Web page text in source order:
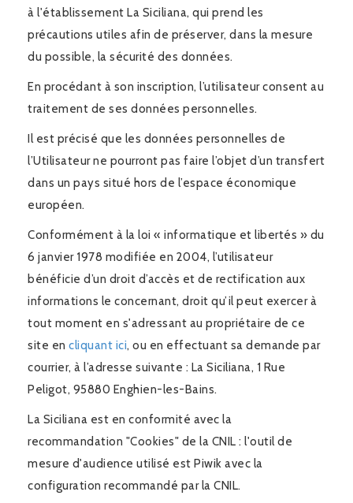
à l'établissement La Siciliana, qui prend les
précautions utiles afin de préserver, dans la mesure
du possible, la sécurité des données.
En procédant à son inscription, l’utilisateur consent au
traitement de ses données personnelles.
Il est précisé que les données personnelles de
l’Utilisateur ne pourront pas faire l’objet d’un transfert
dans un pays situé hors de l’espace économique
européen.
Conformément à la loi « informatique et libertés » du
6 janvier 1978 modifiée en 2004, l’utilisateur
bénéficie d’un droit d’accès et de rectification aux
informations le concernant, droit qu’il peut exercer à
tout moment en s'adressant au propriétaire de ce
site en cliquant ici, ou en effectuant sa demande par
courrier, à l’adresse suivante : La Siciliana, 1 Rue
Peligot, 95880 Enghien-les-Bains.
La Siciliana est en conformité avec la
recommandation "Cookies" de la CNIL : l'outil de
mesure d'audience utilisé est Piwik avec la
configuration recommandé par la CNIL.